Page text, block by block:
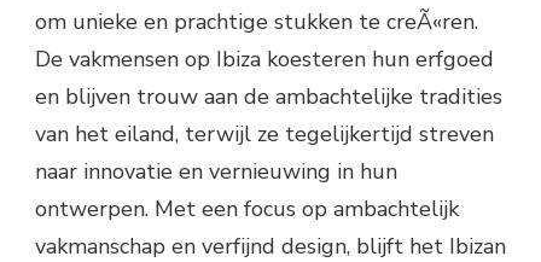
om unieke en prachtige stukken te creÃ«ren.
De vakmensen op Ibiza koesteren hun erfgoed
en blijven trouw aan de ambachtelijke tradities
van het eiland, terwijl ze tegelijkertijd streven
naar innovatie en vernieuwing in hun
ontwerpen. Met een focus op ambachtelijk
vakmanschap en verfijnd design, blijft het Ibizan